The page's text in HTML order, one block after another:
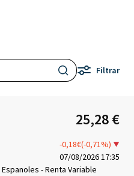
Filtrar
25,28 €
-0,18€(-0,71%)
07/08/2026 17:35
- Renta Variable